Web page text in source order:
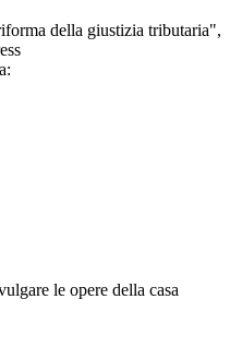
della giustizia tributaria",
le opere della casa